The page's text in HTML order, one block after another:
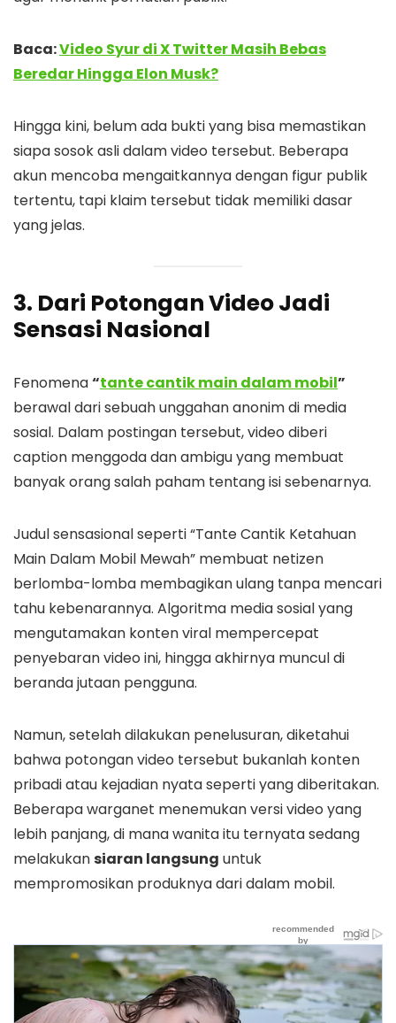
Baca:Video Syur di X Twitter Masih Bebas
Beredar Hingga Elon Musk?
Hingga kini, belum ada bukti yang bisa memastikan
siapa sosok asli dalam video tersebut. Beberapa
akun mencoba mengaitkannya dengan figur publik
tertentu, tapi klaim tersebut tidak memiliki dasar
yang jelas.
3. Dari Potongan Video Jadi
Sensasi Nasional
Fenomena“tante cantik main dalam mobil”
berawal dari sebuah unggahan anonim di media
sosial. Dalam postingan tersebut, video diberi
caption menggoda dan ambigu yang membuat
banyak orang salah paham tentang isi sebenarnya.
Judul sensasional seperti “Tante Cantik Ketahuan
Main Dalam Mobil Mewah” membuat netizen
berlomba-lomba membagikan ulang tanpa mencari
tahu kebenarannya. Algoritma media sosial yang
mengutamakan konten viral mempercepat
penyebaran video ini, hingga akhirnya muncul di
beranda jutaan pengguna.
Namun, setelah dilakukan penelusuran, diketahui
bahwa potongan video tersebut bukanlah konten
pribadi atau kejadian nyata seperti yang diberitakan.
Beberapa warganet menemukan versi video yang
lebih panjang, di mana wanita itu ternyata sedang
melakukansiaran langsung untuk
mempromosikan produknya dari dalam mobil.